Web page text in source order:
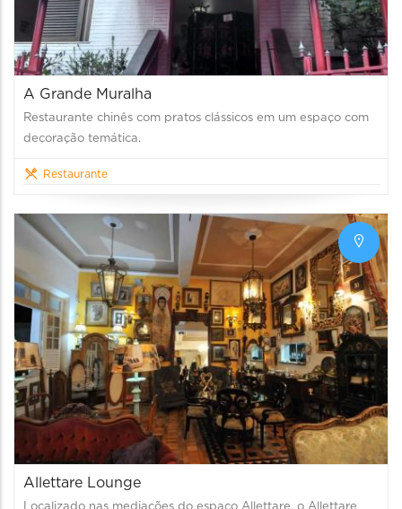
A Grande Muralha
Restaurante chinês com pratos clássicos em um espaço com
decoração temática.
Restaurante
Allettare Lounge
Localizado nas mediações do espaço Allettare, o Allettare